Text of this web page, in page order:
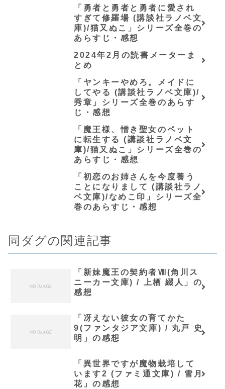
「勇者と勇者と勇者に愛され
すぎて修羅場 (講談社ラノベ文
庫)/猫又ぬこ」シリーズ全巻の
あらすじ・感想
2024年2月の読書メーターま
とめ
「ヤンキーやめろ。メイドに
してやる (講談社ラノベ文庫)/
秀章」シリーズ全巻のあらす
じ・感想
「魔王様、憎き聖女のペット
に転生する (講談社ラノベ文
庫)/猫又ぬこ」シリーズ全巻の
あらすじ・感想
「初恋のお姉さんを今度養う
ことになりまして (講談社ラノ
ベ文庫)/なめこ印」シリーズ全
巻のあらすじ・感想
同ダグの関連記事
「新妹魔王の契約者Ⅷ(角川ス
ニーカー文庫) / 上栖 綴人」の
感想
「冴えない彼女の育てかた
9(ファンタジア文庫) / 丸戸 史
明」の感想
「異世界ですが魔物栽培して
います2 (ファミ通文庫) / 雪月
花」の感想